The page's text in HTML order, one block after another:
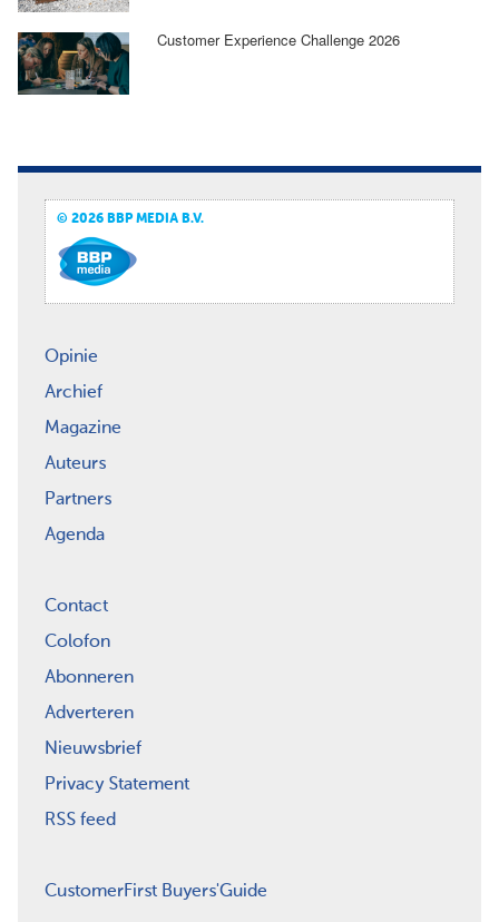
Customer Experience Challenge 2026
© 2026 BBP MEDIA B.V.
Opinie
Archief
Magazine
Auteurs
Partners
Agenda
Contact
Colofon
Abonneren
Adverteren
Nieuwsbrief
Privacy Statement
RSS feed
CustomerFirst Buyers'Guide